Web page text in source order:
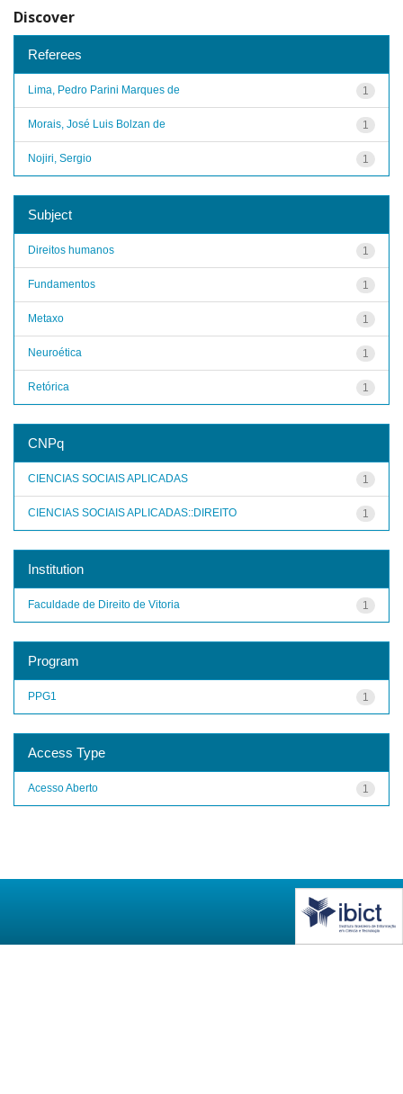
Discover
Referees
1
Lima, Pedro Parini Marques de
1
Morais, José Luis Bolzan de
1
Nojiri, Sergio
Subject
1
Direitos humanos
1
Fundamentos
1
Metaxo
1
Neuroética
1
Retórica
CNPq
1
CIENCIAS SOCIAIS APLICADAS
1
CIENCIAS SOCIAIS APLICADAS::DIREITO
Institution
1
Faculdade de Direito de Vitoria
Program
1
PPG1
Access Type
1
Acesso Aberto